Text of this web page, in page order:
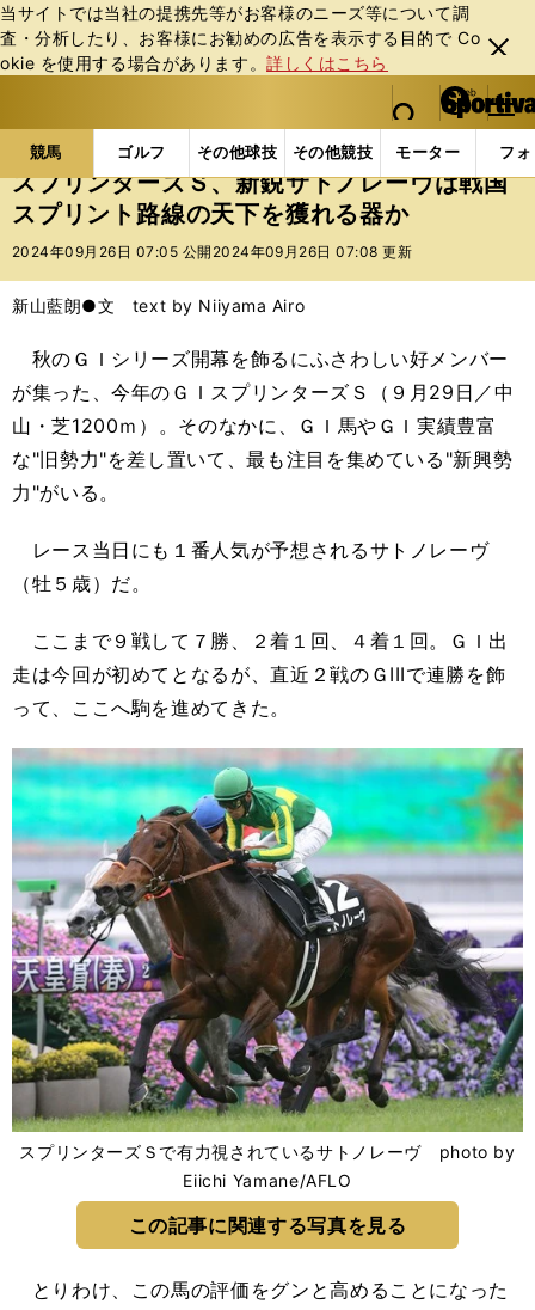
当サイトでは当社の提携先等がお客様のニーズ等について調
査・分析したり、お客様にお勧めの広告を表⽰する⽬的で Co
okie を使⽤する場合があります。詳しくはこちら
閉じ
る
web Sportiva (webスポルティーバ)
検索
マイペ
ー
ジ
メニュ
競馬 ゴルフ その他球技 その他競技 モーター フ
b
ス
ポ
ル
バ
競馬の記事一覧 競馬 スプリンターズＳ、新鋭サト
スプリンターズＳ、新鋭サトノレーヴは戦国
スプリント路線の天下を獲れる器か
2024年09月26日 07:05 公開 2024年09月26日 07:08 更新
新山藍朗●文 text by Niiyama Airo
秋のＧＩシリーズ開幕を飾るにふさわしい好メンバー
が集った、今年のＧＩスプリンターズＳ（９月29日／中
山・芝1200ｍ）。そのなかに、ＧＩ馬やＧＩ実績豊富
な"旧勢力"を差し置いて、最も注目を集めている"新興勢
力"がいる。
レース当日にも１番人気が予想されるサトノレーヴ
（牡５歳）だ。
ここまで９戦して７勝、２着１回、４着１回。ＧＩ出
走は今回が初めてとなるが、直近２戦のＧIIIで連勝を飾
って、ここへ駒を進めてきた。
スプリンターズＳで有力視されているサトノレーヴ photo by
Eiichi Yamane/AFLO
この記事に関連する写真を見る
とりわけ、この馬の評価をグンと高めることになった